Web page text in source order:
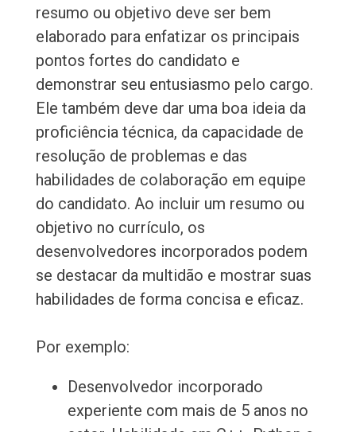
resumo ou objetivo deve ser bem
elaborado para enfatizar os principais
pontos fortes do candidato e
demonstrar seu entusiasmo pelo cargo.
Ele também deve dar uma boa ideia da
proficiência técnica, da capacidade de
resolução de problemas e das
habilidades de colaboração em equipe
do candidato. Ao incluir um resumo ou
objetivo no currículo, os
desenvolvedores incorporados podem
se destacar da multidão e mostrar suas
habilidades de forma concisa e eficaz.
Por exemplo:
Desenvolvedor incorporado
experiente com mais de 5 anos no